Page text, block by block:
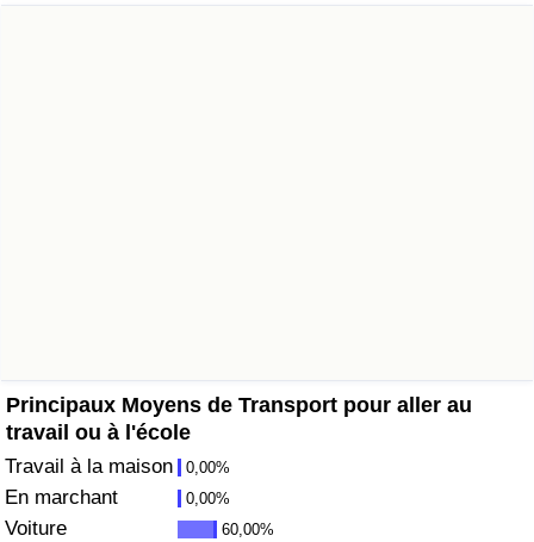
Principaux Moyens de Transport pour aller au
travail ou à l'école
Travail à la maison 0,00%
En marchant 0,00%
Voiture 60,00%
Indice de Pollution par Pays